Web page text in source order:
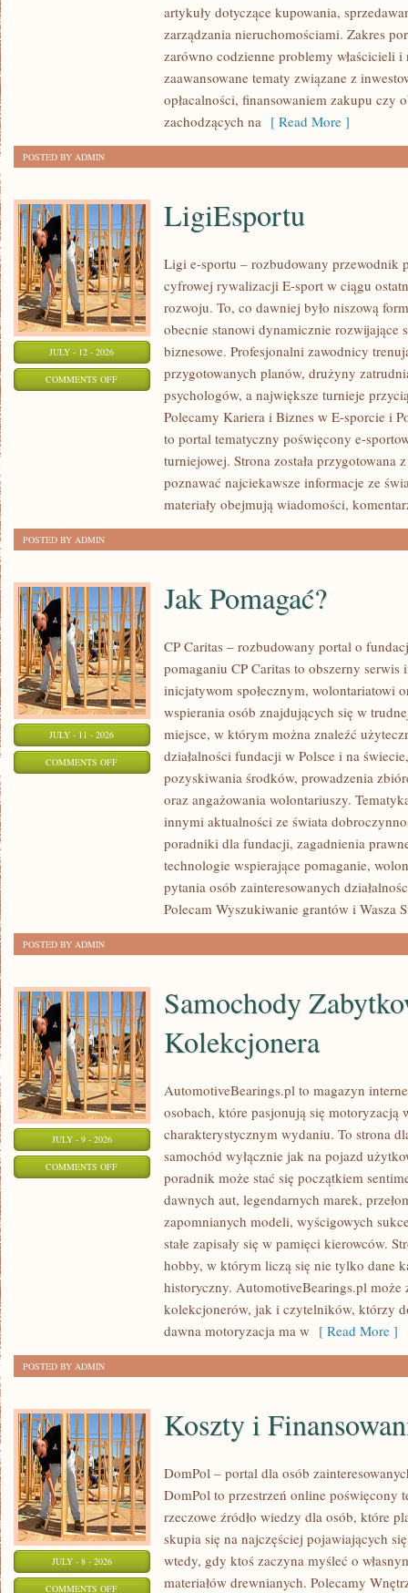
artykuły dotyczące kupowania,
zarządzania nieruchomościami. Zakres
zarówno codzienne problemy właścicieli
zaawansowane tematy związane z
opłacalności, finansowaniem zakupu czy
zachodzących na [ Read More ]
POSTED BY ADMIN
JULY - 12 - 2026
COMMENTS OFFON
LIGIESPORTU
LigiEsportu
Ligi e-sportu – rozbudowany przewodnik
cyfrowej rywalizacji E-sport w ciągu
rozwoju. To, co dawniej było niszową
obecnie stanowi dynamicznie rozwijające
biznesowe. Profesjonalni zawodnicy
przygotowanych planów, drużyny
psychologów, a największe turnieje
Polecamy Kariera i Biznes w E-sporcie i
to portal tematyczny poświęcony e-
turniejowej. Strona została przygotowana
poznawać najciekawsze informacje ze
materiały obejmują wiadomości,
POSTED BY ADMIN
JULY - 11 - 2026
COMMENTS OFFON
POMAGAĆ?
Jak Pomagać?
CP Caritas – rozbudowany portal o
pomaganiu CP Caritas to obszerny
inicjatywom społecznym, wolontariatowi
wspierania osób znajdujących się w
miejsce, w którym można znaleźć
działalności fundacji w Polsce i na
pozyskiwania środków, prowadzenia
oraz angażowania wolontariuszy.
innymi aktualności ze świata
poradniki dla fundacji, zagadnienia
technologie wspierające pomaganie,
pytania osób zainteresowanych
Polecam Wyszukiwanie grantów i Wasza
POSTED BY ADMIN
JULY - 9 - 2026
COMMENTS OFFON
SAMOCHODY
Samochody
Kolekcjonera
AutomotiveBearings.pl to magazyn
osobach, które pasjonują się motoryzacją
charakterystycznym wydaniu. To strona
samochód wyłącznie jak na pojazd
poradnik może stać się początkiem
dawnych aut, legendarnych marek,
zapomnianych modeli, wyścigowych
stałe zapisały się w pamięci kierowców.
hobby, w którym liczą się nie tylko dane
historyczny. AutomotiveBearings.pl może
kolekcjonerów, jak i czytelników, którzy
dawna motoryzacja ma w [ Read More ]
POSTED BY ADMIN
JULY - 8 - 2026
COMMENTS OFFON
Koszty i
DomPol – portal dla osób
DomPol to przestrzeń online poświęcony
rzeczowe źródło wiedzy dla osób, które
skupia się na najczęściej pojawiających
wtedy, gdy ktoś zaczyna myśleć o
materiałów drewnianych. Polecamy